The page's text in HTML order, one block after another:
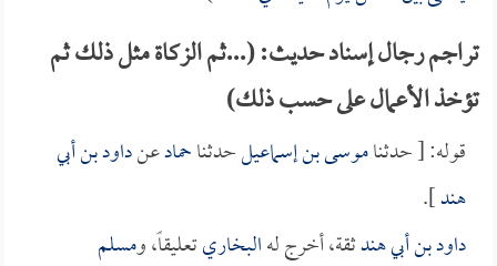
تراجم رجال إسناد حديث: (...ثم الزكاة مثل ذلك ثم
تؤخذ الأعمال على حسب ذلك)
قوله: [ حدثناموسى بن إسماعيلحدثناحمادعنداود بن أبي
هند].
داود بن أبي هندثقة، أخرج لهالبخاريتعليقاً، ومسلم